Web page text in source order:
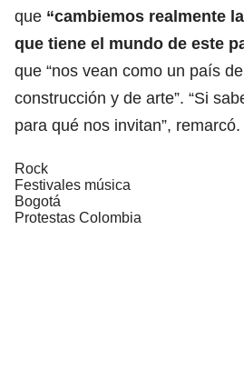
que “cambiemos realmente
que tiene el mundo de este
que “nos vean como un país
construcción y de arte”. “Si
para qué nos invitan”, remarcó.
Rock
Festivales música
Bogotá
Protestas Colombia